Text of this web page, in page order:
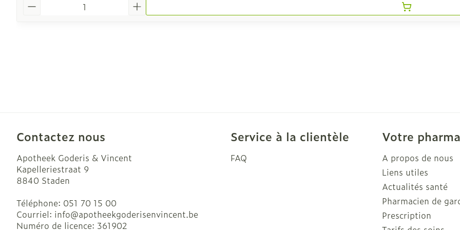
Contactez nous
Apotheek Goderis & Vincent
Kapelleriestraat 9
8840 Staden
Téléphone: 051 70 15 00
Courriel: info@apotheekgoderisenvincent.be
Numéro de licence: 361902
Service à la clientèle
FAQ
Votre
A propos de nous
Liens utiles
Actualités santé
Pharmacien de
Prescription